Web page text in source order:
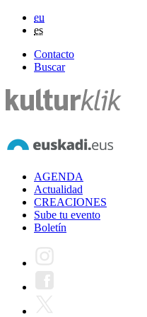
eu
es
Contacto
Buscar
AGENDA
Actualidad
CREACIONES
Sube tu evento
Boletín